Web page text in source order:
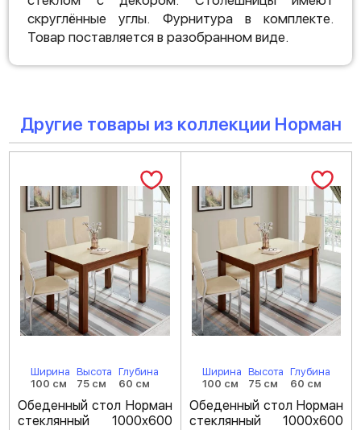
скруглённые углы. Фурнитура в комплекте.
Товар поставляется в разобранном виде.
Другие товары из коллекции Норман
Ширина
100 см
Высота
75 см
Глубина
60 см
Обеденный стол Норман
стеклянный 1000х600
Ширина
100 см
Высота
75 см
Глубина
60 см
Обеденный стол Норман
стеклянный 1000х600